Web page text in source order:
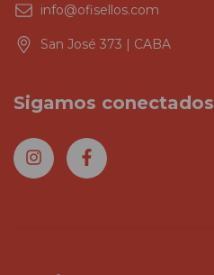
info@ofisellos.com
San José 373 | CABA
Sigamos conectados